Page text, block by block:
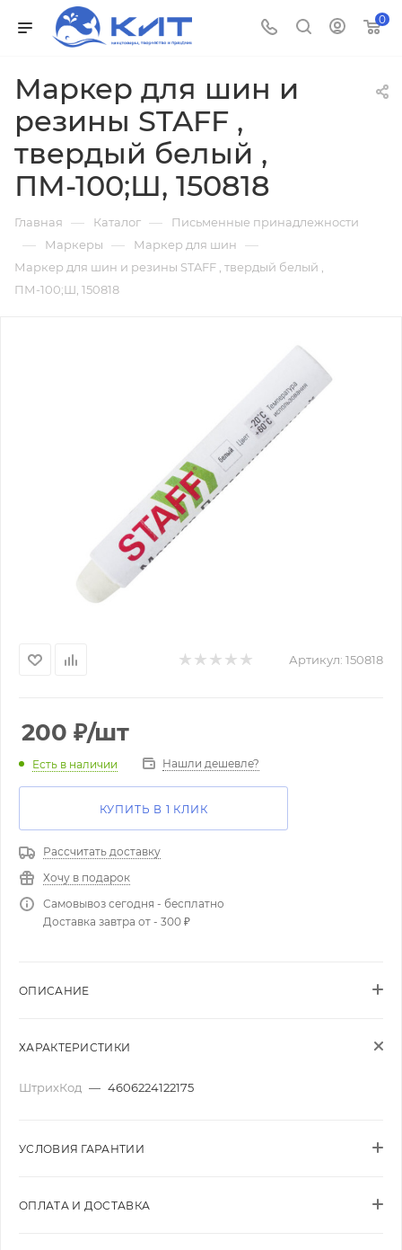
0
Маркер для шин и
резины STAFF ,
твердый белый ,
ПМ-100;Ш, 150818
Главная — Каталог — Письменные принадлежности
— Маркеры — Маркер для шин —
Маркер для шин и резины STAFF , твердый белый ,
ПМ-100;Ш, 150818
Артикул: 150818
200 ₽/шт
Есть в наличии Нашли дешевле?
КУПИТЬ В 1 КЛИК
Рассчитать доставку
Хочу в подарок
Самовывоз сегодня - бесплатно
Доставка завтра от - 300 ₽
ОПИСАНИЕ
ХАРАКТЕРИСТИКИ
ШтрихКод — 4606224122175
УСЛОВИЯ ГАРАНТИИ
ОПЛАТА И ДОСТАВКА